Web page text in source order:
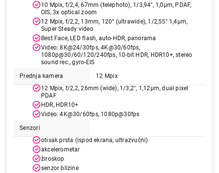
10 Mpix, f/2,4, 67mm (telephoto), 1/3,94", 1,0µm, PDAF,
OIS, 3x optical zoom
12 Mpix, f/2,2, 13mm, 120° (ultrawide), 1/2,55" 1,4µm,
Super Steady video
Best Face, LED flash, auto-HDR, panorama
Video: 8K@24/30fps, 4K@30/60fps,
1080p@30/60/120/240fps, 10-bit HDR, HDR10+, stereo
sound rec., gyro-EIS
Prednja kamera
12 Mpix
12 Mpix, f/2,2, 26mm (wide), 1/3,2", 1,12µm, dual pixel
PDAF
HDR, HDR10+
Video: 4K@30/60fps, 1080p@30fps
Senzori
otisak prsta (ispod ekrana, ultrazvučni)
akcelerometar
žiroskop
senzor blizine
Završi kupovinu